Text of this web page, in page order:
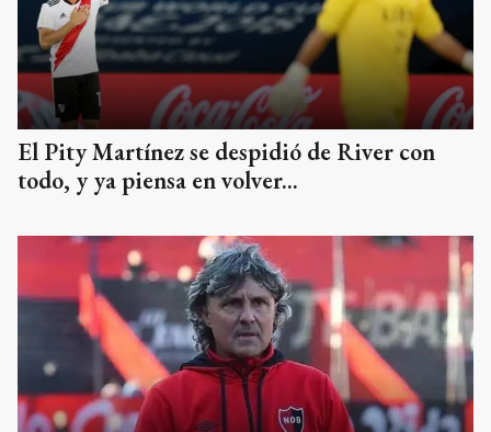
El Pity Martínez se despidió de River con
todo, y ya piensa en volver...